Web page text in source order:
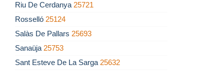
Riu De Cerdanya 25721
Rosselló 25124
Salàs De Pallars 25693
Sanaüja 25753
Sant Esteve De La Sarga 25632